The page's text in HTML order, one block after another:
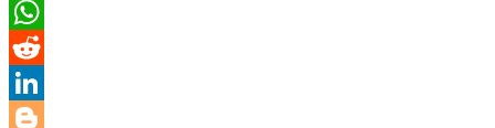
Bluesky
WhatsApp
Reddit
LinkedIn